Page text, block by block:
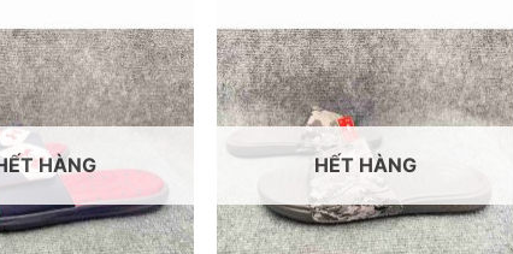
HÀNG HẾT HÀNG